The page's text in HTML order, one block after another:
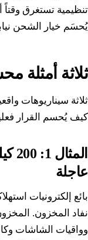
تنظيمية تستغرق
يُحسَم خيار الشحن
ثلاثة أمثلة
ثلاثة سيناريوهات
كيف يُحسم القرار
عاجلة